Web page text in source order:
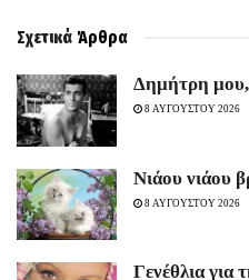
Σχετικά Άρθρα
Δημήτρη
8 ΑΥΓΟΥΣΤΟΥ 2026
Νιάου νιάου
8 ΑΥΓΟΥΣΤΟΥ 2026
Γενέθλια για